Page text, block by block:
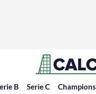
B Serie C Champions